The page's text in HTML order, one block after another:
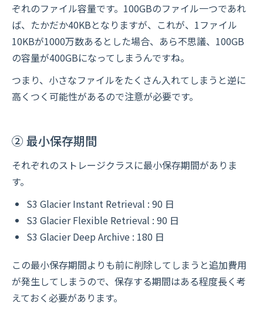
ぞれのファイル容量です。100GBのファイル一つであれ
ば、たかだか40KBとなりますが、これが、1ファイル
10KBが1000万数あるとした場合、あら不思議、100GB
の容量が400GBになってしまうんですね。
つまり、小さなファイルをたくさん入れてしまうと逆に
高くつく可能性があるので注意が必要です。
② 最小保存期間
それぞれのストレージクラスに最小保存期間がありま
す。
S3 Glacier Instant Retrieval : 90 日
S3 Glacier Flexible Retrieval : 90 日
S3 Glacier Deep Archive : 180 日
この最小保存期間よりも前に削除してしまうと追加費用
が発生してしまうので、保存する期間はある程度長く考
えておく必要があります。